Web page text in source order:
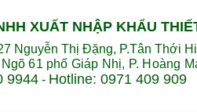
XUẤT NHẬP KHẨU
Nguyễn Thị Đặng, P.Tân Thới
61 phố Giáp Nhị, P. Hoàng
9944 - Hotline: 0971 409 909